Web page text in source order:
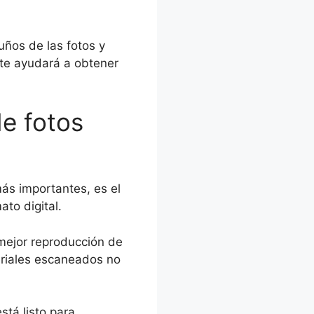
de las fotos y
ayudará a obtener
fotos
importantes, es el
digital.
reproducción de
escaneados no